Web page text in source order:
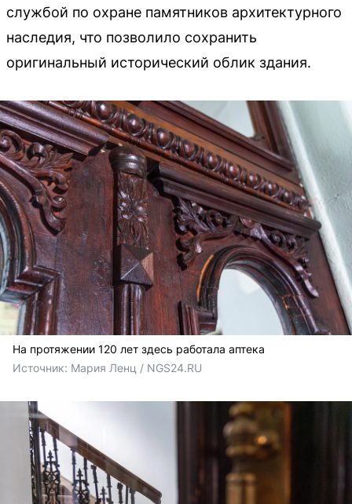
службой по охране памятников архитектурного
наследия, что позволило сохранить
оригинальный исторический облик здания.
На протяжении 120 лет здесь работала аптека
Источник: Мария Ленц / NGS24.RU